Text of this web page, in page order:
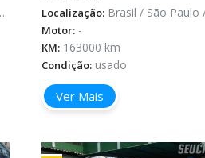
Localização: Brasil / São Paulo /
Motor: -
KM: 163000 km
Condição: usado
Ver Mais